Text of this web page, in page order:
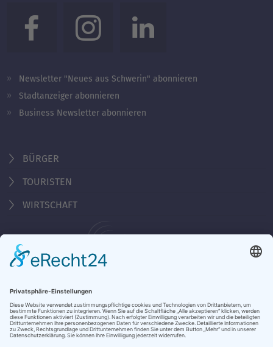
Newsletter "Neues aus Schwerin" abonnieren
Stadtanzeiger abonnieren
Business Newsletter abonnieren
BÜRGER
TOURISTEN
WIRTSCHAFT
Behördennummer 115
KONTAKT
NOTRUFE & HOTLINES
JOBS
STADTANZEIGER
BROSCHÜREN
PRESSE
DATENSCHUTZ